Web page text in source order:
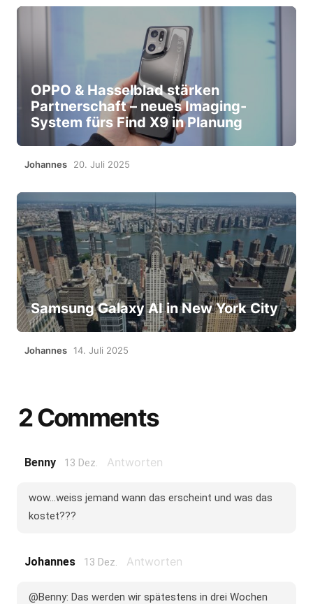
OPPO & Hasselblad stärken
Partnerschaft – neues Imaging-
System fürs Find X9 in Planung
Johannes 20. Juli 2025
Samsung Galaxy AI in New York City
Johannes 14. Juli 2025
2 Comments
Benny 13 Dez. Antworten
wow...weiss jemand wann das erscheint und was das
kostet???
Johannes 13 Dez. Antworten
@Benny: Das werden wir spätestens in drei Wochen